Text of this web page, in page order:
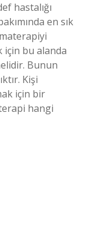
hastalığı
en sık
için bu alanda
Bunun
Kişi
için bir
hangi